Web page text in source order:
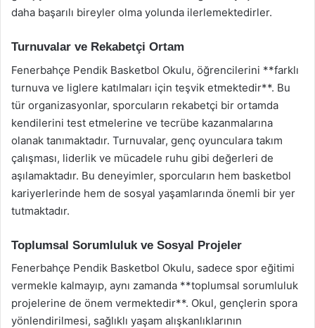
daha başarılı bireyler olma yolunda ilerlemektedirler.
Turnuvalar ve Rekabetçi Ortam
Fenerbahçe Pendik Basketbol Okulu, öğrencilerini **farklı
turnuva ve liglere katılmaları için teşvik etmektedir**. Bu
tür organizasyonlar, sporcuların rekabetçi bir ortamda
kendilerini test etmelerine ve tecrübe kazanmalarına
olanak tanımaktadır. Turnuvalar, genç oyunculara takım
çalışması, liderlik ve mücadele ruhu gibi değerleri de
aşılamaktadır. Bu deneyimler, sporcuların hem basketbol
kariyerlerinde hem de sosyal yaşamlarında önemli bir yer
tutmaktadır.
Toplumsal Sorumluluk ve Sosyal Projeler
Fenerbahçe Pendik Basketbol Okulu, sadece spor eğitimi
vermekle kalmayıp, aynı zamanda **toplumsal sorumluluk
projelerine de önem vermektedir**. Okul, gençlerin spora
yönlendirilmesi, sağlıklı yaşam alışkanlıklarının